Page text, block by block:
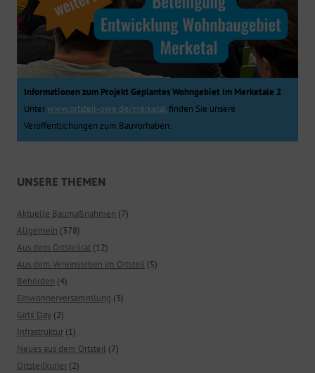
Informationen zum Projekt Geplantes Wohngebiet Im Merketale 2
Unterwww.ortsteil-owe.de/merketalfinden Sie unsere
Veröffentlichungen zum Bauvorhaben.
UNSERE THEMEN
Aktuelle Baumaßnahmen (7)
Allgemein (378)
Aus dem Ortsteilrat (12)
Aus dem Vereinsleben im Ortsteil (5)
Behörden (4)
Einwohnerversammlung (3)
Girls`Day (2)
Infrastruktur (1)
Neues aus dem Ortsteil (7)
Ortsteilkurier (2)